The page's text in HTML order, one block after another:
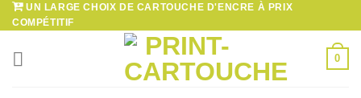
Passer
au
contenu
UN LARGE CHOIX DE CARTOUCHE D'ENCRE À PRIX
COMPÉTITIF
0